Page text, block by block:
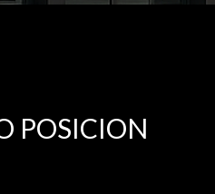
POSICION